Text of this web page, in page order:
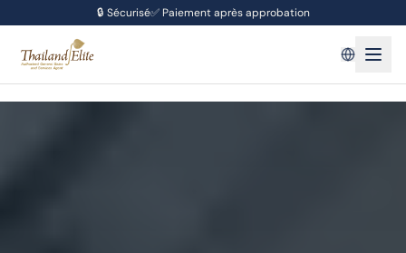
🔒 Sécurisé✅ Paiement après approbation